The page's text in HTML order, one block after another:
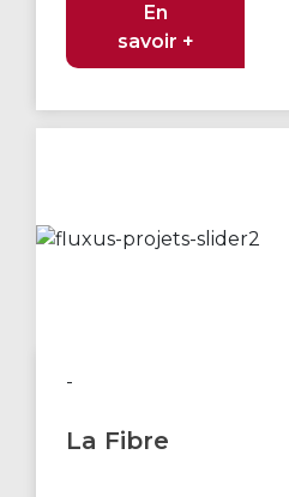
En
savoir +
-
La Fibre